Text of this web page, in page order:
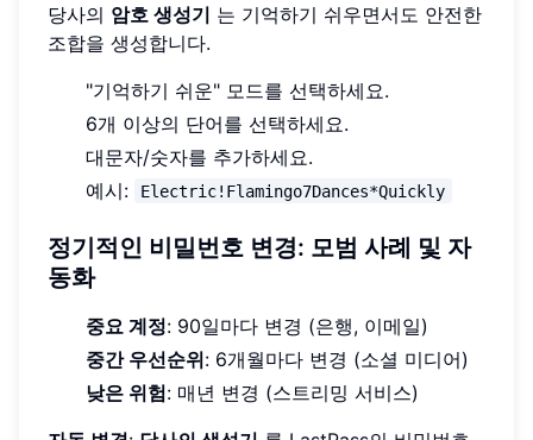
당사의 암호 생성기 는 기억하기 쉬우면서도 안전한
조합을 생성합니다.
"기억하기 쉬운" 모드를 선택하세요.
6개 이상의 단어를 선택하세요.
대문자/숫자를 추가하세요.
예시:
Electric!Flamingo7Dances*Quickly
정기적인 비밀번호 변경: 모범 사례 및 자
동화
중요 계정: 90일마다 변경 (은행, 이메일)
중간 우선순위: 6개월마다 변경 (소셜 미디어)
낮은 위험: 매년 변경 (스트리밍 서비스)